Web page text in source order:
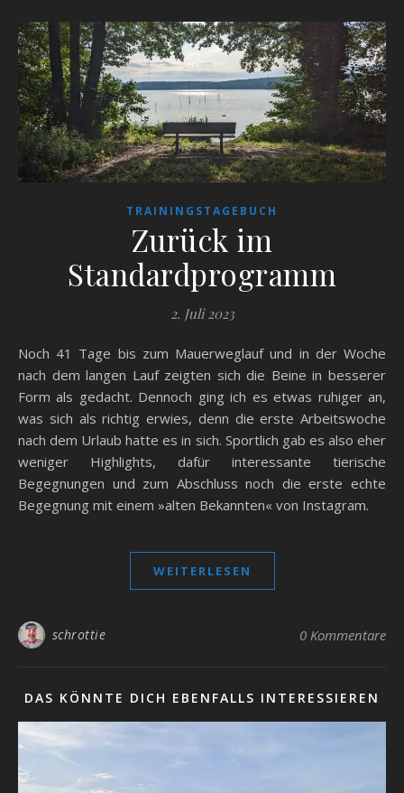
TRAININGSTAGEBUCH
Zurück im
Standardprogramm
2. Juli 2023
Noch 41 Tage bis zum Mauerweglauf und in der Woche
nach dem langen Lauf zeigten sich die Beine in besserer
Form als gedacht. Dennoch ging ich es etwas ruhiger an,
was sich als richtig erwies, denn die erste Arbeitswoche
nach dem Urlaub hatte es in sich. Sportlich gab es also eher
weniger Highlights, dafür interessante tierische
Begegnungen und zum Abschluss noch die erste echte
Begegnung mit einem »alten Bekannten« von Instagram.
WEITERLESEN
schrottie 0 Kommentare
DAS KÖNNTE DICH EBENFALLS INTERESSIEREN